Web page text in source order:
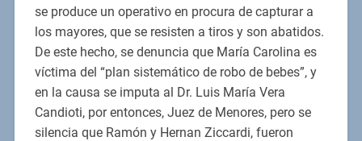
se produce un operativo en procura de capturar a
los mayores, que se resisten a tiros y son abatidos.
De este hecho, se denuncia que María Carolina es
víctima del “plan sistemático de robo de bebes”, y
en la causa se imputa al Dr. Luis María Vera
Candioti, por entonces, Juez de Menores, pero se
silencia que Ramón y Hernan Ziccardi, fueron